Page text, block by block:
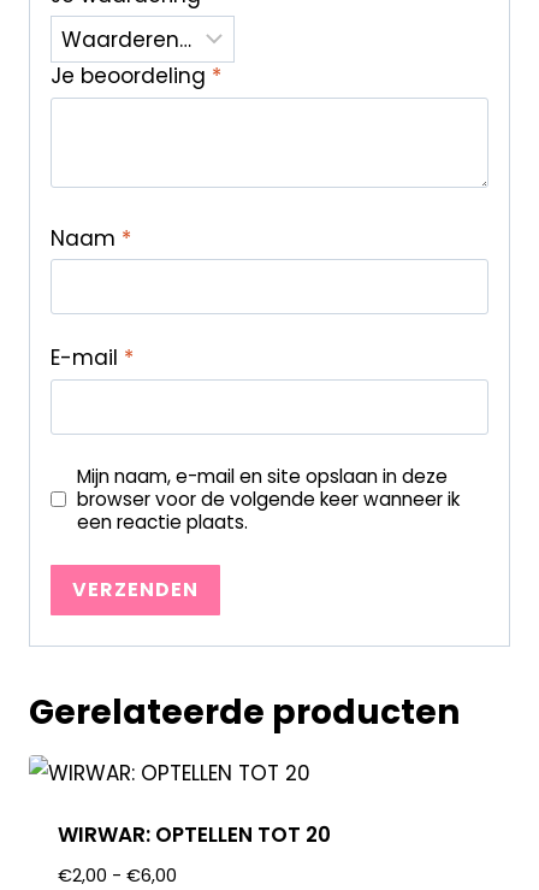
Je beoordeling *
Naam *
E-mail *
Mijn naam, e-mail en site opslaan in deze
browser voor de volgende keer wanneer ik
een reactie plaats.
Gerelateerde producten
WIRWAR: OPTELLEN TOT 20
€2,00 - €6,00